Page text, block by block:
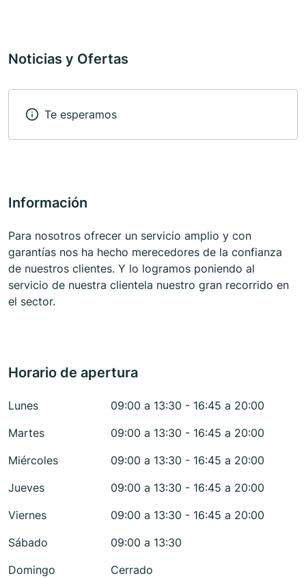
Noticias y Ofertas
Te esperamos
Información
Para nosotros ofrecer un servicio amplio y con
garantías nos ha hecho merecedores de la confianza
de nuestros clientes. Y lo logramos poniendo al
servicio de nuestra clientela nuestro gran recorrido en
el sector.
Horario de apertura
Lunes
09:00 a 13:30 - 16:45 a 20:00
Martes
09:00 a 13:30 - 16:45 a 20:00
Miércoles
09:00 a 13:30 - 16:45 a 20:00
Jueves
09:00 a 13:30 - 16:45 a 20:00
Viernes
09:00 a 13:30 - 16:45 a 20:00
Sábado
09:00 a 13:30
Domingo
Cerrado